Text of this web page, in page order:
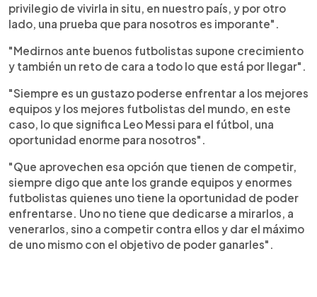
privilegio de vivirla in situ, en nuestro país, y por otro
lado, una prueba que para nosotros es imporante".
"Medirnos ante buenos futbolistas supone crecimiento
y también un reto de cara a todo lo que está por llegar".
"Siempre es un gustazo poderse enfrentar a los mejores
equipos y los mejores futbolistas del mundo, en este
caso, lo que significa Leo Messi para el fútbol, una
oportunidad enorme para nosotros".
"Que aprovechen esa opción que tienen de competir,
siempre digo que ante los grande equipos y enormes
futbolistas quienes uno tiene la oportunidad de poder
enfrentarse. Uno no tiene que dedicarse a mirarlos, a
venerarlos, sino a competir contra ellos y dar el máximo
de uno mismo con el objetivo de poder ganarles".